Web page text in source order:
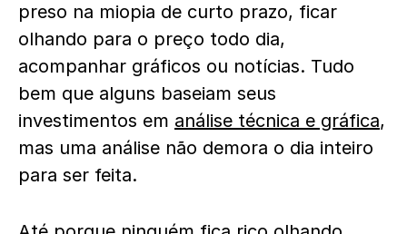
preso na miopia de curto prazo, ficar
olhando para o preço todo dia,
acompanhar gráficos ou notícias. Tudo
bem que alguns baseiam seus
investimentos em análise técnica e gráfica,
mas uma análise não demora o dia inteiro
para ser feita.